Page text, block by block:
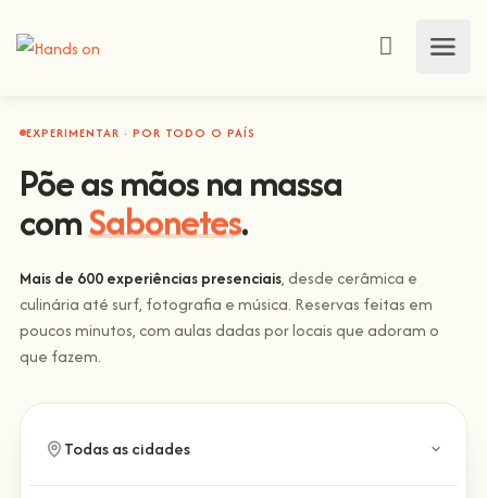
EXPERIMENTAR · POR TODO O PAÍS
Põe as mãos na massa
comEscalada.
Mais de 600 experiências presenciais, desde cerâmica e
culinária até surf, fotografia e música. Reservas feitas em
poucos minutos, com aulas dadas por locais que adoram o
que fazem.